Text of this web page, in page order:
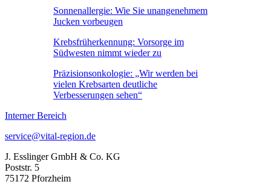
Sonnenallergie: Wie Sie unangenehmem
Jucken vorbeugen
Krebsfrüherkennung: Vorsorge im
Südwesten nimmt wieder zu
Präzisionsonkologie: „Wir werden bei
vielen Krebsarten deutliche
Verbesserungen sehen“
Interner Bereich
service@vital-region.de
J. Esslinger GmbH & Co. KG
Poststr. 5
75172 Pforzheim